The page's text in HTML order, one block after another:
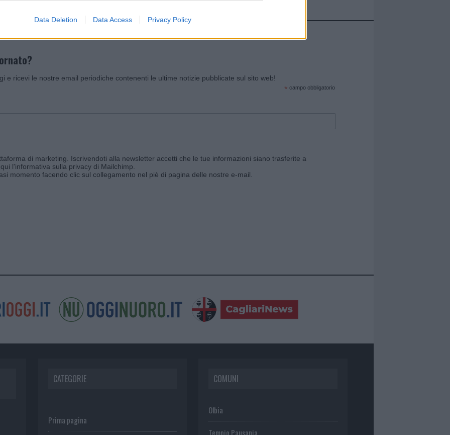
Data Deletion Data Access Privacy Policy
e ricevi le nostre email periodiche contenenti le ultime notizie pubblicate sul sito web!
* campo obbligatorio
di marketing. Iscrivendoti alla newsletter accetti che le tue informazioni siano trasferite a
l'informativa sulla privacy di Mailchimp
momento facendo clic sul collegamento nel piè di pagina delle nostre e-mail.
CATEGORIE
Prima pagina
COMUNI
Olbia
Tempio Pausania